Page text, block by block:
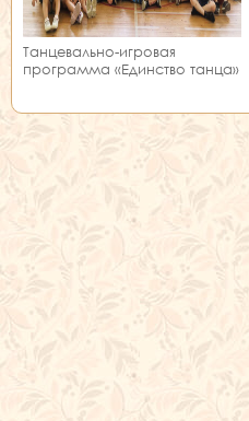
Танцевально-игровая
программа «Единство танца»